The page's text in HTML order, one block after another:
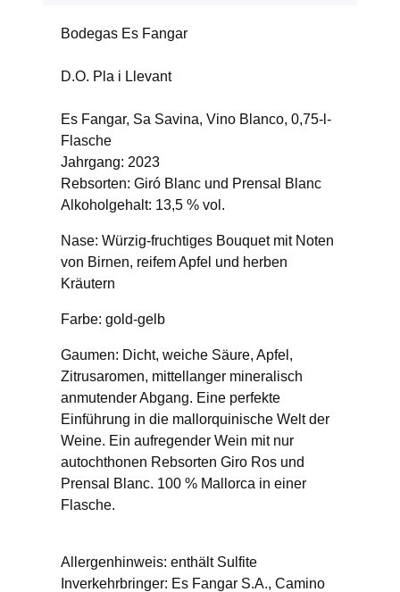
Bodegas Es Fangar
D.O. Pla i Llevant
Es Fangar, Sa Savina, Vino Blanco, 0,75-l-
Flasche
Jahrgang: 2023
Rebsorten: Giró Blanc und Prensal Blanc
Alkoholgehalt: 13,5 % vol.
Nase: Würzig-fruchtiges Bouquet mit Noten
von Birnen, reifem Apfel und herben
Kräutern
Farbe: gold-gelb
Gaumen: Dicht, weiche Säure, Apfel,
Zitrusaromen, mittellanger mineralisch
anmutender Abgang. Eine perfekte
Einführung in die mallorquinische Welt der
Weine. Ein aufregender Wein mit nur
autochthonen Rebsorten Giro Ros und
Prensal Blanc. 100 % Mallorca in einer
Flasche.
Allergenhinweis: enthält Sulfite
Inverkehrbringer: Es Fangar S.A., Camino